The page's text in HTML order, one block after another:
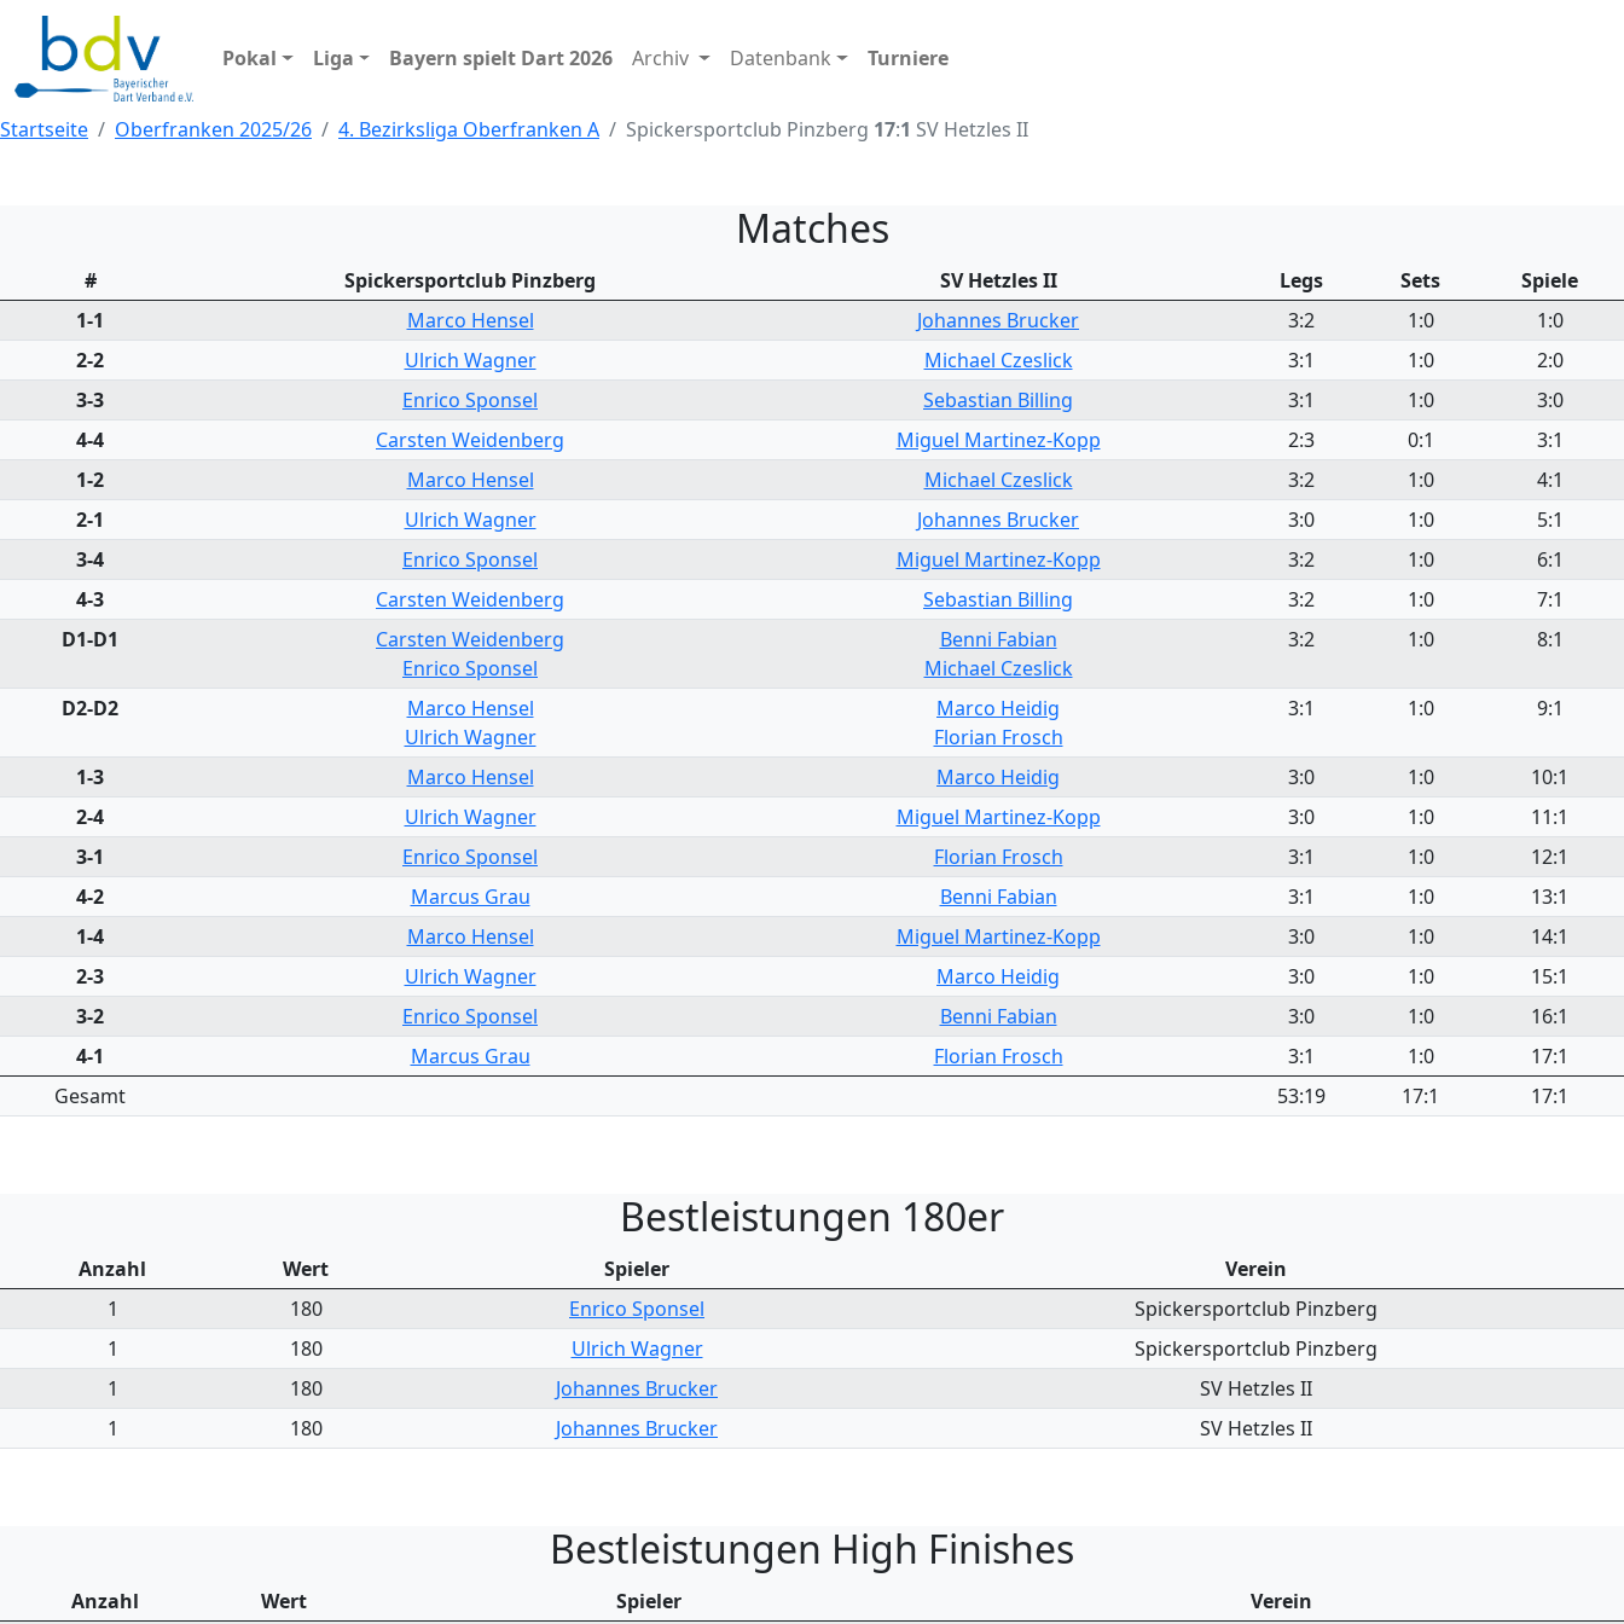
Pokal Liga Bayern spielt Dart 2026 Archiv Datenbank Turniere
Startseite Oberfranken 2025/26 4. Bezirksliga Oberfranken A Spickersportclub Pinzberg 17:1 SV Hetzles II
Matches
# Spickersportclub Pinzberg SV Hetzles II Legs Sets
Spiele
1-1
Marco Hensel Johannes Brucker 3:2 1:0
1:0
2-2
Ulrich Wagner Michael Czeslick 3:1 1:0
2:0
3-3
Enrico Sponsel Sebastian Billing 3:1 1:0
3:0
4-4
Carsten Weidenberg Miguel Martinez-Kopp 2:3 0:1
3:1
1-2
Marco Hensel Michael Czeslick 3:2 1:0
4:1
2-1
Ulrich Wagner Johannes Brucker 3:0 1:0
5:1
3-4
Enrico Sponsel Miguel Martinez-Kopp 3:2 1:0
6:1
4-3
Carsten Weidenberg Sebastian Billing 3:2 1:0
7:1
D1-D1
Carsten Weidenberg
Enrico Sponsel
Benni Fabian
Michael Czeslick
3:2 1:0 8:1
D2-D2
Marco Hensel
Ulrich Wagner
Marco Heidig
Florian Frosch
3:1 1:0 9:1
1-3 Marco Hensel Marco Heidig 3:0 1:0
10:1
2-4
Ulrich Wagner Miguel Martinez-Kopp 3:0 1:0
11:1
3-1
Enrico Sponsel Florian Frosch 3:1 1:0
12:1
4-2
Marcus Grau Benni Fabian 3:1 1:0
13:1
1-4
Marco Hensel Miguel Martinez-Kopp 3:0 1:0
14:1
2-3
Ulrich Wagner Marco Heidig 3:0 1:0
15:1
3-2
Enrico Sponsel Benni Fabian 3:0 1:0
16:1
4-1
Marcus Grau Florian Frosch 3:1 1:0
17:1
Gesamt
53:19 17:1 17:1
Bestleistungen 180er
Anzahl Wert Spieler
Verein
1
180 Enrico Sponsel
Spickersportclub Pinzberg
1
180 Ulrich Wagner
Spickersportclub Pinzberg
1
180 Johannes Brucker
SV Hetzles II
1
180 Johannes Brucker SV Hetzles II
Bestleistungen High Finishes
Anzahl Wert Spieler Verein